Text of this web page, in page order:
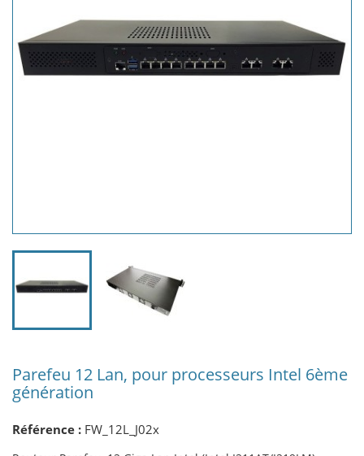
Parefeu 12 Lan, pour processeurs Intel 6ème
génération
Référence : FW_12L_J02x